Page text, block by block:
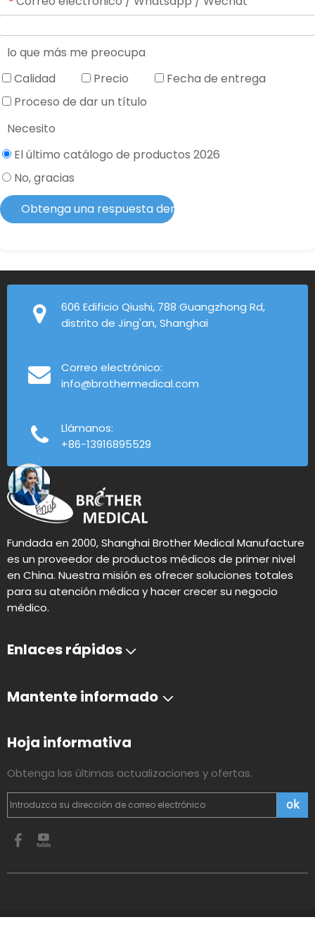
lo que más me preocupa
Calidad
Precio
Fecha de entrega
Proceso de dar un título
Necesito
El último catálogo de productos 2026
No, gracias
Obtenga una respuesta dentro de 2 horas
606 Edificio Qiushi, 788 Guangzhong Rd,
distrito de Jing'an, Shanghai
Correo electrónico:
info@brothermedical.com
Llámanos:
+86-13916895529
Fundada en 2000, Shanghai Brother Medical Manufacture
es un proveedor de productos médicos de primer nivel
en China. Nuestra misión es ofrecer soluciones totales
para su atención médica y hacer crecer su negocio
médico.
Enlaces rápidos
Mantente informado
Hoja informativa
Obtenga las últimas actualizaciones y ofertas.
ok